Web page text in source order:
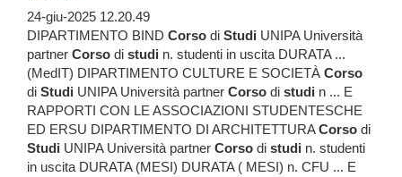
24-giu-2025 12.20.49
DIPARTIMENTO BIND Corso di Studi UNIPA Università
partner Corso di studi n. studenti in uscita DURATA ...
(MedIT) DIPARTIMENTO CULTURE E SOCIETÀ Corso
di Studi UNIPA Università partner Corso di studi n ... E
RAPPORTI CON LE ASSOCIAZIONI STUDENTESCHE
ED ERSU DIPARTIMENTO DI ARCHITETTURACorso di
Studi UNIPA Università partner Corso di studi n. studenti
in uscita DURATA (MESI) DURATA ( MESI) n. CFU ... E